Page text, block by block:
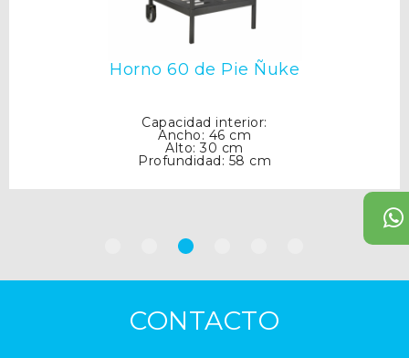
Horno 60 de Pie Ñuke
Capacidad interior:
Ancho: 46 cm
Alto: 30 cm
Profundidad: 58 cm
CONTACTO